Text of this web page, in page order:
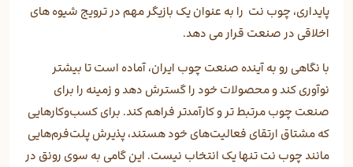
پایداری، چوب نت را به عنوان یک بازیگر مهم در ترویج شیوه های
اخلاقی در صنعت قرار می دهد.
با نگاهی رو به آینده صنعت چوب ایران، آماده است تا بیشتر
نوآوری کند و محصولات خود را گسترش دهد و زمینه را برای
صنعت چوب مرتبط تر و کارآمدتر فراهم کند. برای کسب‌وکارهایی
که مشتاق ارتقای فعالیت‌های خود هستند، پذیرش پلت‌فرم‌هایی
مانند چوب نت تنها یک انتخاب نیست. این گامی به سوی رونق در